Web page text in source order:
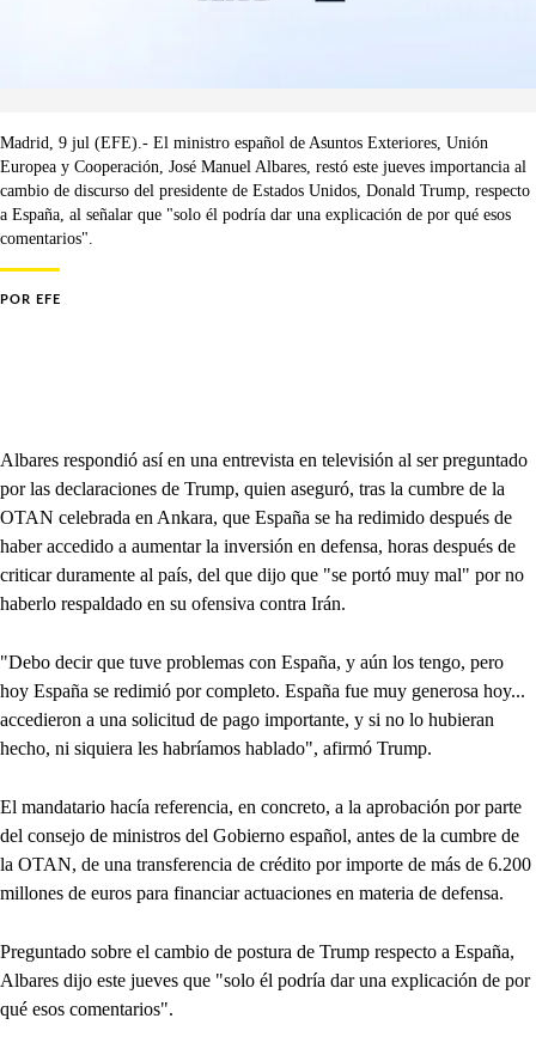
Madrid, 9 jul (EFE).- El ministro español de Asuntos Exteriores, Unión
Europea y Cooperación, José Manuel Albares, restó este jueves importancia al
cambio de discurso del presidente de Estados Unidos, Donald Trump, respecto
a España, al señalar que "solo él podría dar una explicación de por qué esos
comentarios".
POR EFE
Albares respondió así en una entrevista en televisión al ser preguntado
por las declaraciones de Trump, quien aseguró, tras la cumbre de la
OTAN celebrada en Ankara, que España se ha redimido después de
haber accedido a aumentar la inversión en defensa, horas después de
criticar duramente al país, del que dijo que "se portó muy mal" por no
haberlo respaldado en su ofensiva contra Irán.
"Debo decir que tuve problemas con España, y aún los tengo, pero
hoy España se redimió por completo. España fue muy generosa hoy...
accedieron a una solicitud de pago importante, y si no lo hubieran
hecho, ni siquiera les habríamos hablado", afirmó Trump.
El mandatario hacía referencia, en concreto, a la aprobación por parte
del consejo de ministros del Gobierno español, antes de la cumbre de
la OTAN, de una transferencia de crédito por importe de más de 6.200
millones de euros para financiar actuaciones en materia de defensa.
Preguntado sobre el cambio de postura de Trump respecto a España,
Albares dijo este jueves que "solo él podría dar una explicación de por
qué esos comentarios".